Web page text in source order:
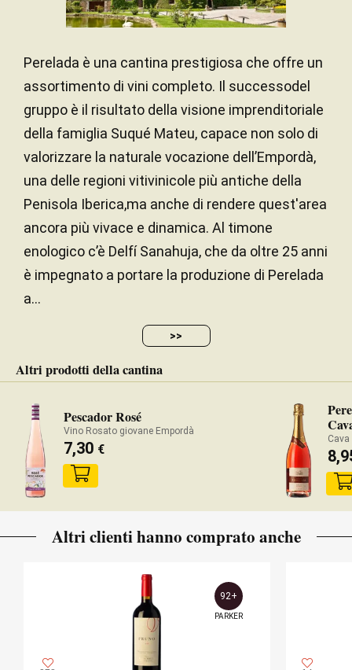
Perelada è una cantina prestigiosa che offre un
assortimento di vini completo. Il successodel
gruppo è il risultato della visione imprenditoriale
della famiglia Suqué Mateu, capace non solo di
valorizzare la naturale vocazione dell’Empordà,
una delle regioni vitivinicole più antiche della
Penisola Iberica,ma anche di rendere quest'area
ancora più vivace e dinamica. Al timone
enologico c’è Delfí Sanahuja, che da oltre 25 anni
è impegnato a portare la produzione di Perelada
a...
>>
Altri prodotti della cantina
Pescador Rosé
Vino Rosato giovane Empordà
7,30 €
Cava
Altri clienti hanno comprato anche
92+
PARKER